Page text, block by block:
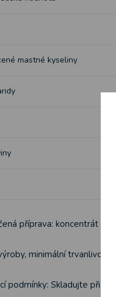
mastné kyseliny
příprava: koncentrát
minimální trvanlivosti
podmínky: Skladujte při